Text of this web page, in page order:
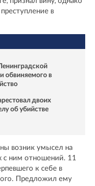
в
обвиняемого в
двоих
об убийстве
возник умысел на
с ним отношений. 11
к себе в
Предложил ему